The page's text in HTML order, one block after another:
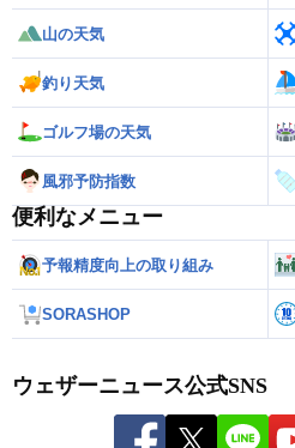
山の天気
釣り天気
ゴルフ場の天気
風邪予防指数
便利なメニュー
予報精度向上の取り組み
SORASHOP
ウェザーニュース公式SNS